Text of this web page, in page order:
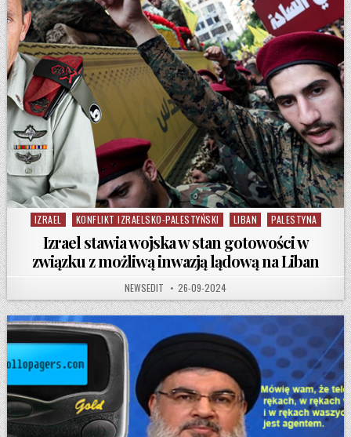
Posted in
IZRAEL KONFLIKT IZRAELSKO-PALESTYŃSKI LIBAN PALESTYNA
Izrael stawia wojska w stan gotowości w
związku z możliwą inwazją lądową na Liban
AUTHOR:
NEWSEDIT PUBLISHED DATE:
26-09-2024